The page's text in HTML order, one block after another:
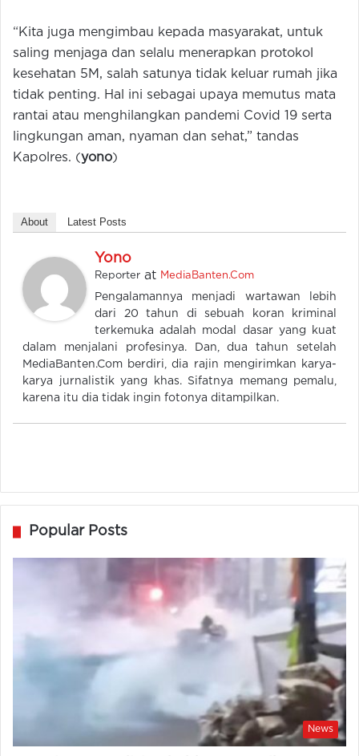
“Kita juga mengimbau kepada masyarakat, untuk
saling menjaga dan selalu menerapkan protokol
kesehatan 5M, salah satunya tidak keluar rumah jika
tidak penting. Hal ini sebagai upaya memutus mata
rantai atau menghilangkan pandemi Covid 19 serta
lingkungan aman, nyaman dan sehat,” tandas
Kapolres. (yono)
About Latest Posts
Yono
Reporter at MediaBanten.Com
Pengalamannya menjadi wartawan lebih
dari 20 tahun di sebuah koran kriminal
terkemuka adalah modal dasar yang kuat
dalam menjalani profesinya. Dan, dua tahun setelah
MediaBanten.Com berdiri, dia rajin mengirimkan karya-
karya jurnalistik yang khas. Sifatnya memang pemalu,
karena itu dia tidak ingin fotonya ditampilkan.
Popular Posts
News